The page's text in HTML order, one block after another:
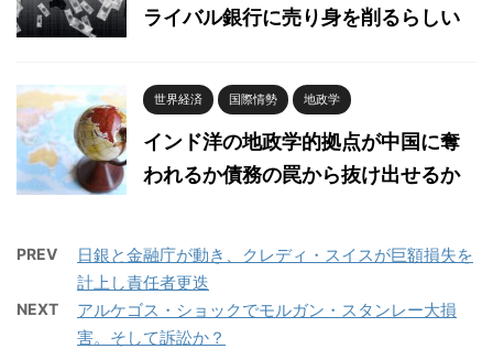
ライバル銀行に売り身を削るらしい
世界経済 国際情勢 地政学
インド洋の地政学的拠点が中国に奪
われるか債務の罠から抜け出せるか
PREV
日銀と金融庁が動き、クレディ・スイスが巨額損失を
計上し責任者更迭
NEXT
アルケゴス・ショックでモルガン・スタンレー大損
害。そして訴訟か？